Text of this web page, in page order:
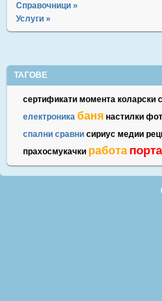
Справочници »
Услуги »
ТАГОВЕ
сертификати момента коларски
електроника баня настилки
спални сравни сириус медии
прахосмукачки работа